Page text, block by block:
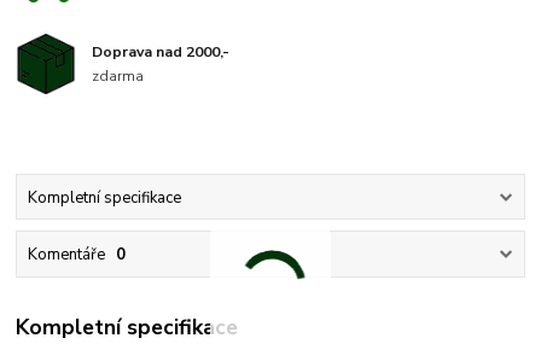
Doprava nad 2000,-
zdarma
Kompletní specifikace
Komentáře 0
Kompletní specifikace